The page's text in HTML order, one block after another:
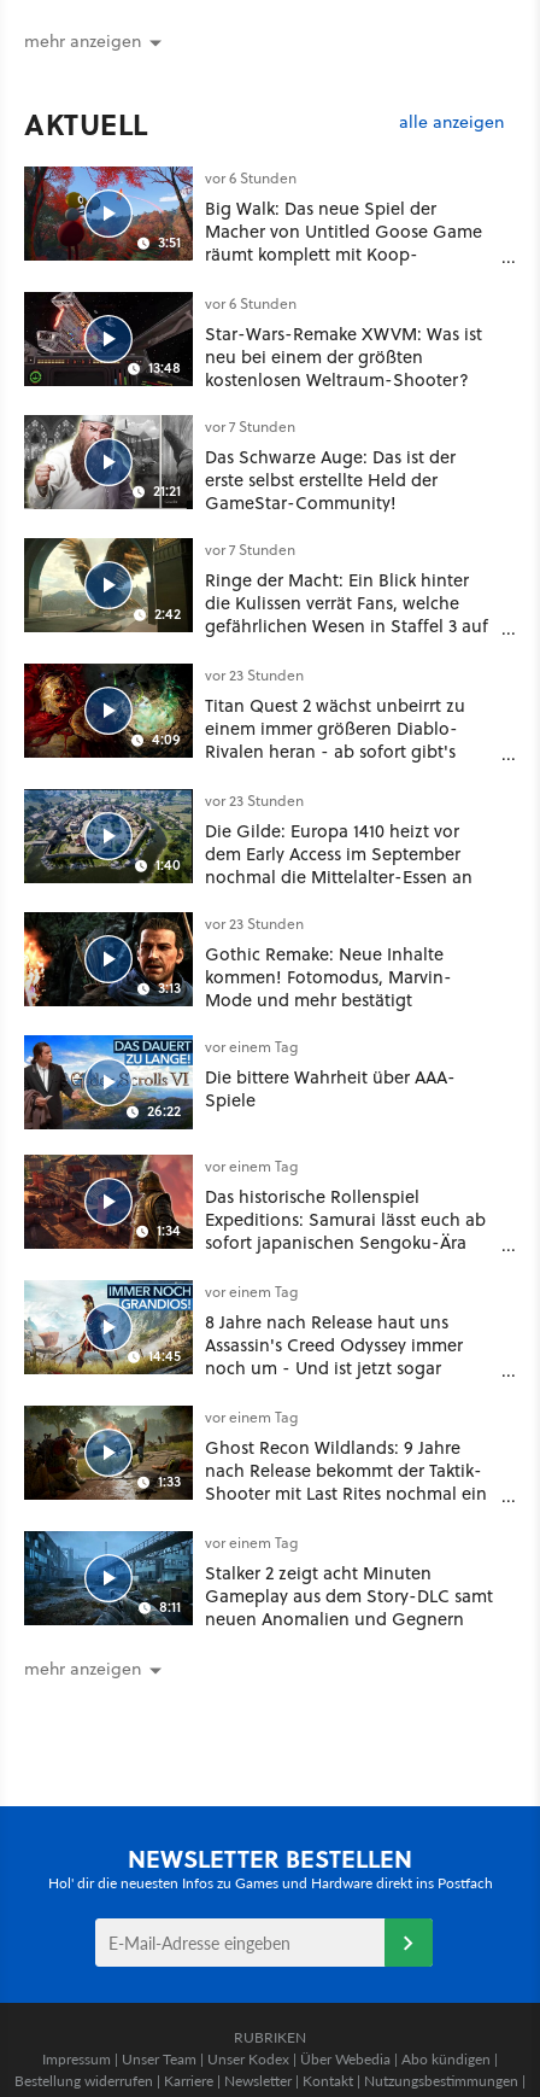
mehr anzeigen
AKTUELL alle anzeigen
3:51
vor 6 Stunden
Big Walk: Das neue Spiel der
Macher von Untitled Goose Game
räumt komplett mit Koop-
13:48
vor 6 Stunden
Star-Wars-Remake XWVM: Was ist
neu bei einem der größten
kostenlosen Weltraum-Shooter?
21:21
vor 7 Stunden
Das Schwarze Auge: Das ist der
erste selbst erstellte Held der
GameStar-Community!
2:42
vor 7 Stunden
Ringe der Macht: Ein Blick hinter
die Kulissen verrät Fans, welche
gefährlichen Wesen in Staffel 3 auf
4:09
vor 23 Stunden
Titan Quest 2 wächst unbeirrt zu
einem immer größeren Diablo-
Rivalen heran - ab sofort gibt's
Klasse
1:40
vor 23 Stunden
Die Gilde: Europa 1410 heizt vor
dem Early Access im September
nochmal die Mittelalter-Essen an
3:13
vor 23 Stunden
Gothic Remake: Neue Inhalte
kommen! Fotomodus, Marvin-
Mode und mehr bestätigt
26:22
vor einem Tag
Die bittere Wahrheit über AAA-
Spiele
1:34
vor einem Tag
Das historische Rollenspiel
Expeditions: Samurai lässt euch ab
sofort japanischen Sengoku-Ära
oder Diplomatie
14:45
vor einem Tag
8 Jahre nach Release haut uns
Assassin's Creed Odyssey immer
noch um - Und ist jetzt sogar
1:33
vor einem Tag
Ghost Recon Wildlands: 9 Jahre
nach Release bekommt der Taktik-
Shooter mit Last Rites nochmal ein
8:11
vor einem Tag
Stalker 2 zeigt acht Minuten
Gameplay aus dem Story-DLC samt
neuen Anomalien und Gegnern
mehr anzeigen
NEWSLETTER BESTELLEN
Hol' dir die neuesten Infos zu Games und Hardware direkt ins Postfach
RUBRIKEN
Impressum | Unser Team | Unser Kodex | Über Webedia | Abo kündigen |
Bestellung widerrufen | Karriere | Newsletter | Kontakt | Nutzungsbestimmungen |